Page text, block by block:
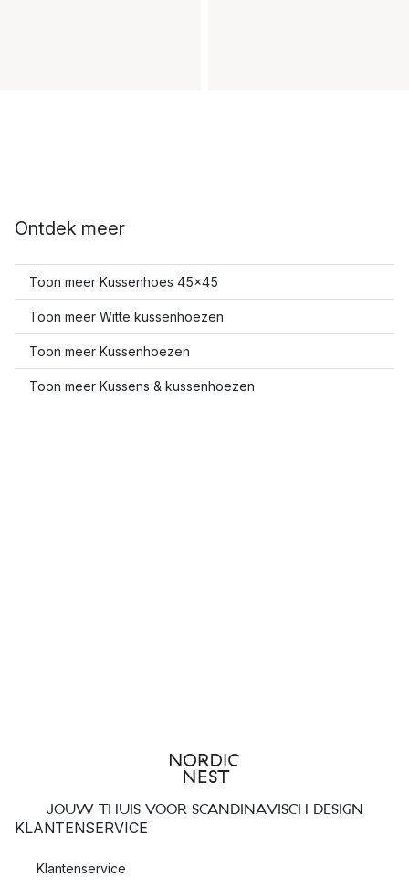
Ontdek meer
Toon meer Kussenhoes 45x45
Toon meer Witte kussenhoezen
Toon meer Kussenhoezen
Toon meer Kussens & kussenhoezen
JOUW THUIS VOOR SCANDINAVISCH DESIGN
KLANTENSERVICE
Klantenservice